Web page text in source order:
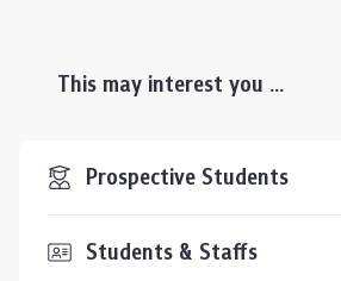
This may interest you ...
Prospective Students
Students & Staffs